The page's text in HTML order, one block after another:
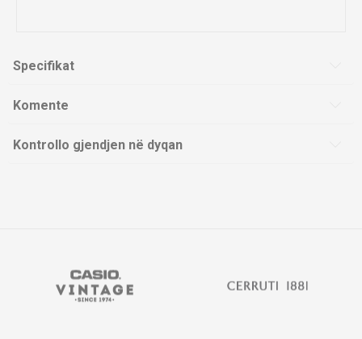
Specifikat
Komente
Kontrollo gjendjen në dyqan